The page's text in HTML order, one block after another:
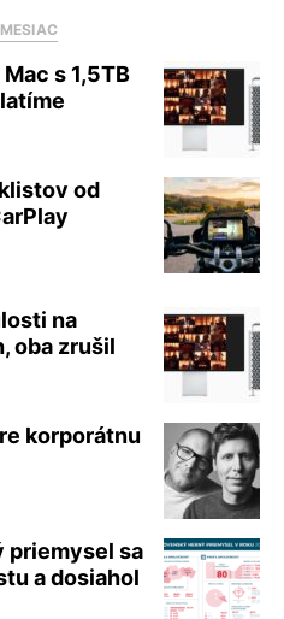
s 1,5TB
od
na
oba zrušil
korporátnu
priemysel sa
a dosiahol